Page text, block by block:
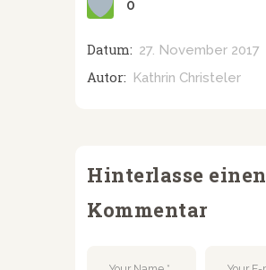
0
Datum: 27. November 2017
Autor: Kathrin Christeler
Hinterlasse einen
Kommentar